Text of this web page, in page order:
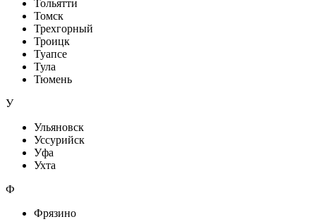
Тольятти
Томск
Трехгорный
Троицк
Туапсе
Тула
Тюмень
У
Ульяновск
Уссурийск
Уфа
Ухта
Ф
Фрязино